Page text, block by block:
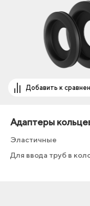
Добавить к
Адаптеры
Эластичные
Для ввода труб в